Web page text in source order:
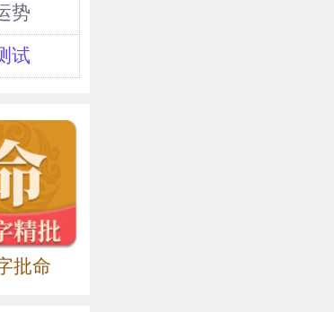
本身
的关
被外
来伤
来催旺
花，增
势
试
批命